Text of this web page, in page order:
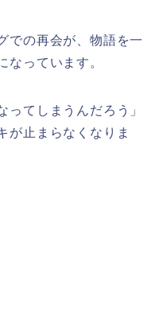
での再会が、物語を一
なっています。
ってしまうんだろう」
が止まらなくなりま